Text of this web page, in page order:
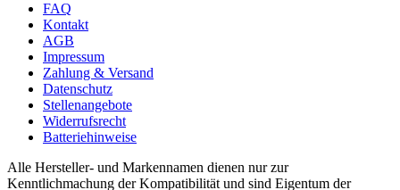
FAQ
Kontakt
AGB
Impressum
Zahlung & Versand
Datenschutz
Stellenangebote
Widerrufsrecht
Batteriehinweise
Alle Hersteller- und Markennamen dienen nur zur
Kenntlichmachung der Kompatibilität und sind Eigentum der